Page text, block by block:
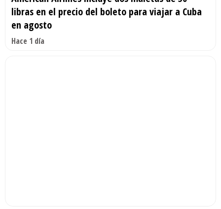
libras en el precio del boleto para viajar a Cuba
en agosto
Hace 1 día